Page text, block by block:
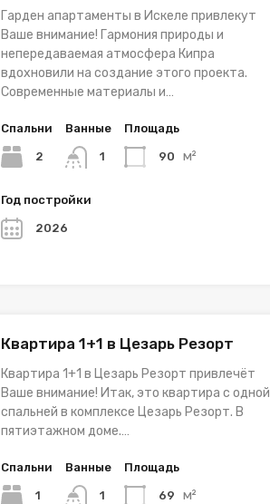
Гарден апартаменты в Искеле привлекут
Ваше внимание! Гармония природы и
непередаваемая атмосфера Кипра
вдохновили на создание этого проекта.
Современные материалы и…
Спальни
2
Ванные
1
Площадь
90 м²
Год постройки
2026
Квартира 1+1 в Цезарь Резорт
Квартира 1+1 в Цезарь Резорт привлечёт
Ваше внимание! Итак, это квартира с одной
спальней в комплексе Цезарь Резорт. В
пятиэтажном доме.…
Спальни
1
Ванные
1
Площадь
69 м²